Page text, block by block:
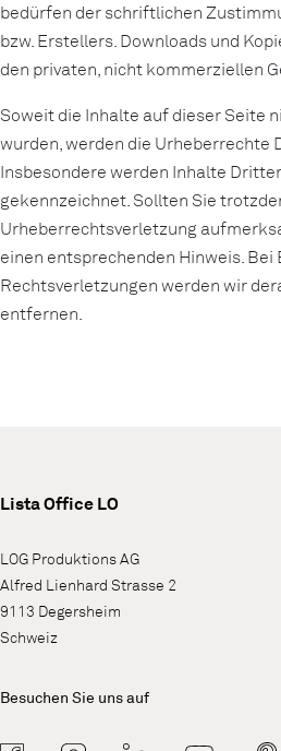
bedürfen der schriftlichen
bzw. Erstellers. Downloads und
den privaten, nicht kommerziellen
Soweit die Inhalte auf dieser Seite
wurden, werden die Urheberrechte
Insbesondere werden Inhalte
gekennzeichnet. Sollten Sie
Urheberrechtsverletzung
einen entsprechenden Hinweis.
Rechtsverletzungen werden wir
entfernen.
Lista Office LO
LOG Produktions AG
Alfred Lienhard Strasse 2
9113 Degersheim
Schweiz
Besuchen Sie uns auf